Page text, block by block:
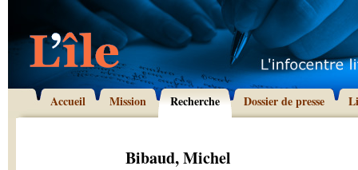
Accueil Mission Recherche Dossier de presse
Bibaud, Michel